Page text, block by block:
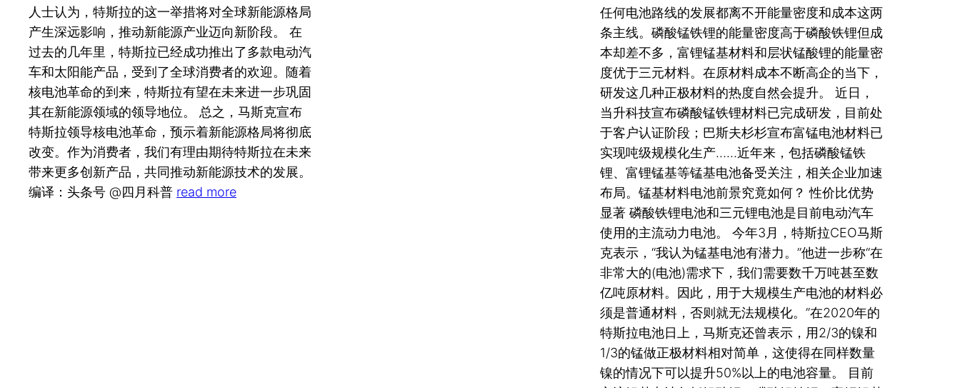
人士认为，特斯拉的这一举措将对全球新能源格局
产生深远影响，推动新能源产业迈向新阶段。 在
过去的几年里，特斯拉已经成功推出了多款电动汽
车和太阳能产品，受到了全球消费者的欢迎。随着
核电池革命的到来，特斯拉有望在未来进一步巩固
其在新能源领域的领导地位。 总之，马斯克宣布
特斯拉领导核电池革命，预示着新能源格局将彻底
改变。作为消费者，我们有理由期待特斯拉在未来
带来更多创新产品，共同推动新能源技术的发展。
编译：头条号 @四月科普 read more
任何电池路线的发展都离不开能量密度和成本这两
条主线。磷酸锰铁锂的能量密度高于磷酸铁锂但成
本却差不多，富锂锰基材料和层状锰酸锂的能量密
度优于三元材料。在原材料成本不断高企的当下，
研发这几种正极材料的热度自然会提升。 近日，
当升科技宣布磷酸锰铁锂材料已完成研发，目前处
于客户认证阶段；巴斯夫杉杉宣布富锰电池材料已
实现吨级规模化生产……近年来，包括磷酸锰铁
锂、富锂锰基等锰基电池备受关注，相关企业加速
布局。锰基材料电池前景究竟如何？ 性价比优势
显著 磷酸铁锂电池和三元锂电池是目前电动汽车
使用的主流动力电池。 今年3月，特斯拉CEO马斯
克表示，“我认为锰基电池有潜力。”他进一步称“在
非常大的(电池)需求下，我们需要数千万吨甚至数
亿吨原材料。因此，用于大规模生产电池的材料必
须是普通材料，否则就无法规模化。”在2020年的
特斯拉电池日上，马斯克还曾表示，用2/3的镍和
1/3的锰做正极材料相对简单，这使得在同样数量
镍的情况下可以提升50%以上的电池容量。 目前